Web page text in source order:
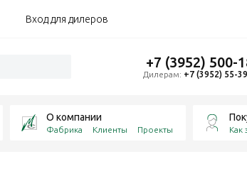
Вход для дилеров
+7 (3952) 500-
Дилерам: +7 (3952) 55-
О компании
Фабрика Клиенты Проекты Как